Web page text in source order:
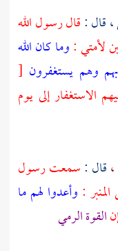
قال :قال رسول الله
لأمتي :وما كان الله
وهم يستغفرون [
فيهم الاستغفار إلى يوم
قال :سمعت رسول
: وأعدوا لهم ما
القوة الرمي